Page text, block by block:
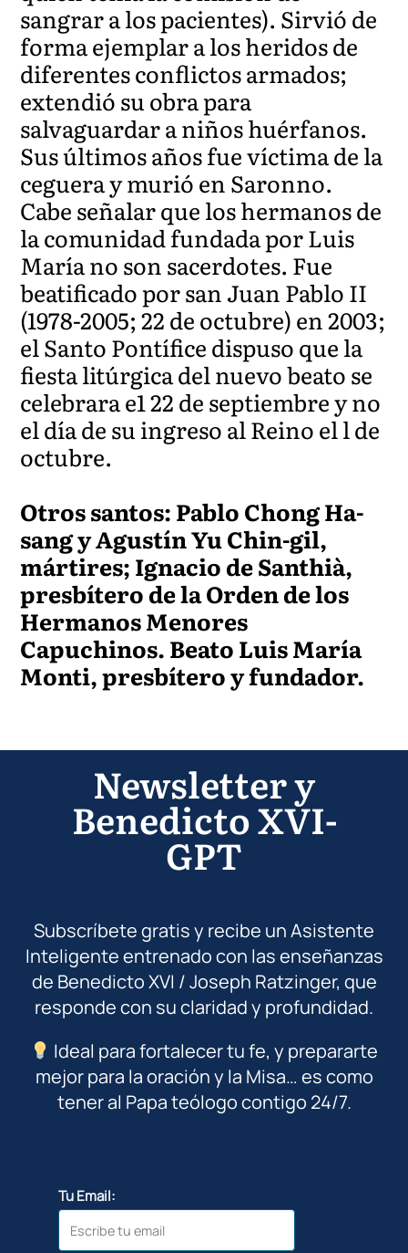
sangrar a los pacientes). Sirvió de
forma ejemplar a los heridos de
diferentes conflictos armados;
extendió su obra para
salvaguardar a niños huérfanos.
Sus últimos años fue víctima de la
ceguera y murió en Saronno.
Cabe señalar que los hermanos de
la comunidad fundada por Luis
María no son sacerdotes. Fue
beatificado por san Juan Pablo II
(1978-2005; 22 de octubre) en 2003;
el Santo Pontífice dispuso que la
fiesta litúrgica del nuevo beato se
celebrara e1 22 de septiembre y no
el día de su ingreso al Reino el l de
octubre.
Otros santos: Pablo Chong Ha-
sang y Agustín Yu Chin-gil,
mártires; Ignacio de Santhià,
presbítero de la Orden de los
Hermanos Menores
Capuchinos. Beato Luis María
Monti, presbítero y fundador.
Newsletter y
Benedicto XVI-
GPT
Subscríbete gratis y recibe un Asistente
Inteligente entrenado con las enseñanzas
de Benedicto XVI / Joseph Ratzinger, que
responde con su claridad y profundidad.
Ideal para fortalecer tu fe, y prepararte
mejor para la oración y la Misa… es como
tener al Papa teólogo contigo 24/7.
Tu Email: